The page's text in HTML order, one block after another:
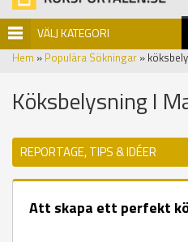
VÄLJ KATEGORI
Hem » Populära Sökningar »
Köksbelysning I
REPORTAGE, TIPS & IDÉER
Att skapa ett perfekt